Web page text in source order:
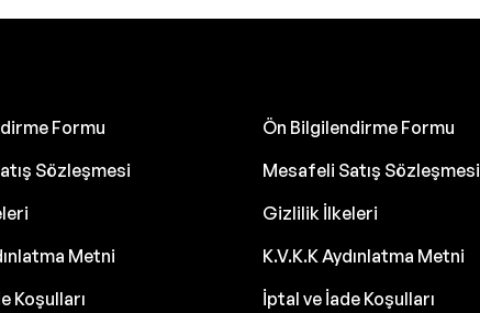
Formu
Sözleşmesi
Metni
Koşulları
Ön Bilgilendirme Formu
Mesafeli Satış Sözleşmesi
Gizlilik İlkeleri
K.V.K.K Aydınlatma Metni
İptal ve İade Koşulları